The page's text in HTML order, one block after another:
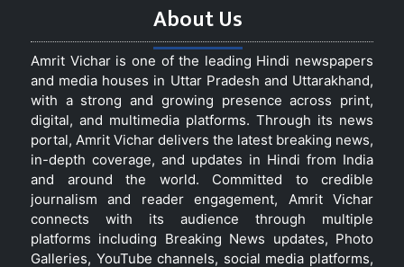
About Us
Amrit Vichar is one of the leading Hindi newspapers
and media houses in Uttar Pradesh and Uttarakhand,
with a strong and growing presence across print,
digital, and multimedia platforms. Through its news
portal, Amrit Vichar delivers the latest breaking news,
in-depth coverage, and updates in Hindi from India
and around the world. Committed to credible
journalism and reader engagement, Amrit Vichar
connects with its audience through multiple
platforms including Breaking News updates, Photo
Galleries, YouTube channels, social media platforms,